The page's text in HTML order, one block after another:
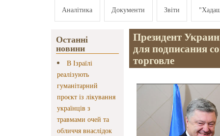
Аналітика Документи Звіти
Останні
новини
В Ізраїлі
реалізують
гуманітарний
проєкт із лікування
українців з
травмами очей та
обличчя внаслідок
Президент
для подписания
торговле